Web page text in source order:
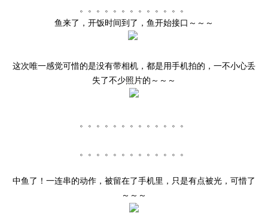
。。。。。。。。。。。。。
鱼来了，开饭时间到了，鱼开始接口～～～
这次唯一感觉可惜的是没有带相机，都是用手机拍的，一不小心丢
失了不少照片的～～～
。。。。。。。。。。。。。
。。。。。。。。。。。。。
中鱼了！一连串的动作，被留在了手机里，只是有点被光，可惜了
～～～